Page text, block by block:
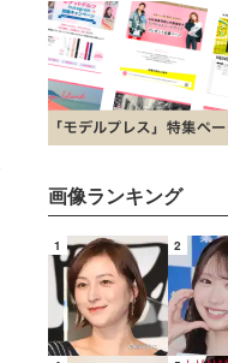
画像ランキング
1 2